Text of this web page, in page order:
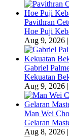
Pavithran
Hoe Puji
Aug 9, 2026
Gabriel
Kekuatan
Aug 9, 2026
Man Wei
Gelaran
Aug 8, 2026